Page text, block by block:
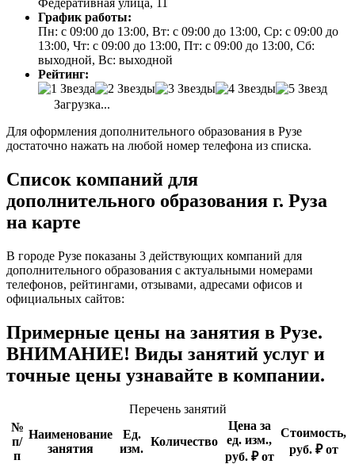
Федеративная улица, 11
График работы:
Пн: с 09:00 до 13:00, Вт: с 09:00 до 13:00, Ср: с 09:00 до
13:00, Чт: с 09:00 до 13:00, Пт: с 09:00 до 13:00, Сб:
выходной, Вс: выходной
Рейтинг:
Загрузка...
Для оформления дополнительного образования в Рузе
достаточно нажать на любой номер телефона из списка.
Список компаний для
дополнительного образования г. Руза
на карте
В городе Рузе показаны 3 действующих компаний для
дополнительного образования с актуальными номерами
телефонов, рейтингами, отзывами, адресами офисов и
официальных сайтов:
Примерные цены на занятия в Рузе.
ВНИМАНИЕ! Виды занятий услуг и
точные цены узнавайте в компании.
Перечень занятий
№
п/
п
Наименование
занятия
Ед.
изм.
Количество
Цена за
ед. изм.,
руб. ₽ от
Стоимость,
руб. ₽ от